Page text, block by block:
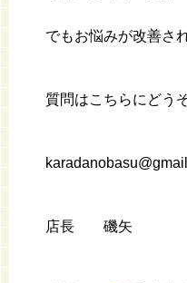
でもお悩みが改善さ
質問はこちらにどう
店長 磯矢